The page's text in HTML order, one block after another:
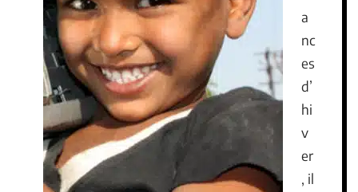
a
nc
es
d’
hi
v
er
, il